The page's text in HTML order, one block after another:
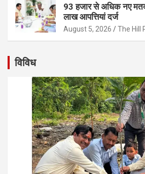
93 हजार से अधिक नए
लाख आपत्तियां दर्ज
August 5, 2026 The Hill
विविध